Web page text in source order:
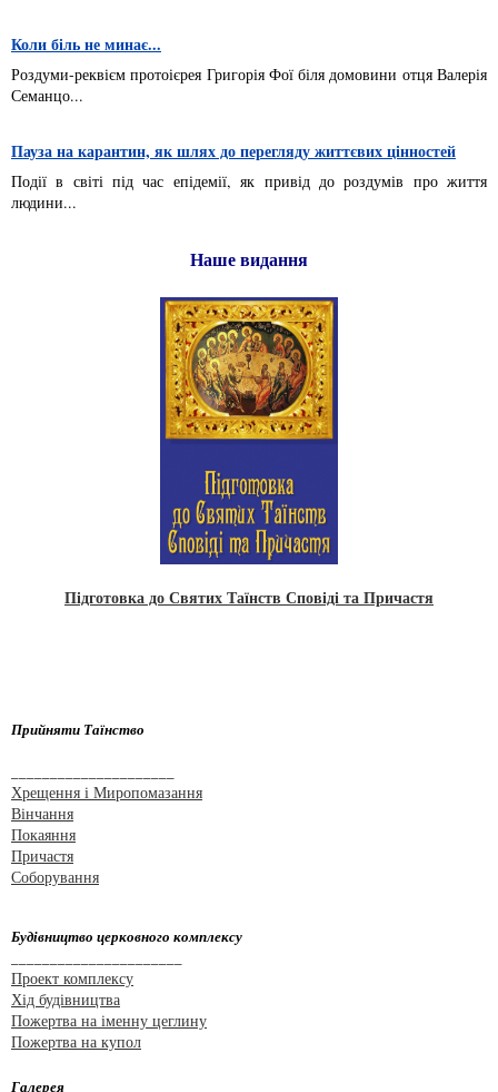
Коли біль не минає...
Роздуми-реквієм протоієрея Григорія Фої біля домовини отця Валерія
Семанцо...
Пауза на карантин, як шлях до перегляду життєвих цінностей
Події в світі під час епідемії, як привід до роздумів про життя
людини...
Наше видання
Підготовка до Святих Таїнств Сповіді та Причастя
Прийняти Таїнство
Хрещення і Миропомазання
Вінчання
Покаяння
Причастя
Соборування
Будівництво церковного комплексу
Проект комплексу
Хід будівництва
Пожертва на іменну цеглину
Пожертва на купол
Галерея